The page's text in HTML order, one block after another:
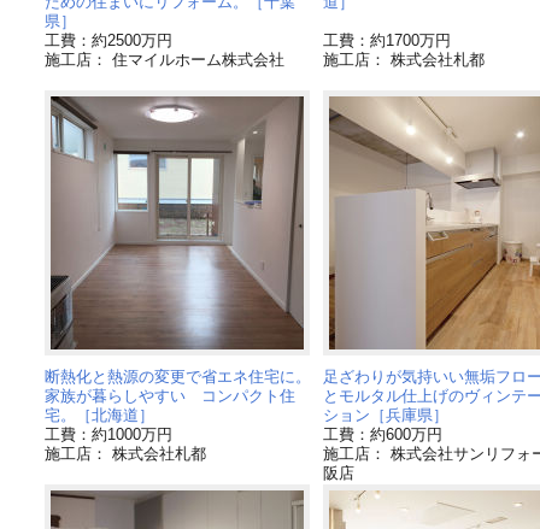
県］
工費：約2500万円
施工店： 住マイルホーム株式会社
工費：約1700万円
施工店： 株式会社札都
断熱化と熱源の変更で省エネ住宅に。
家族が暮らしやすい コンパクト住
宅。［北海道］
工費：約1000万円
施工店： 株式会社札都
足ざわりが気持いい無垢フロ
とモルタル仕上げのヴィンテ
ション［兵庫県］
工費：約600万円
施工店： 株式会社サンリフォ
阪店